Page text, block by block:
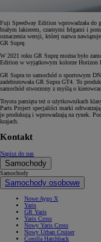
Fuji Speedway Edition wprowadzała do
białym lakierem, czarnymi felgami i
oznaczenia wersji, której nazwa
GR Suprę.
W 2021 roku GR Suprę można było
Edition w wyjątkowym kolorze Horizon
GR Supra to samochód o sportowym
zadebiutowała GR Supra GT4. To
samochód stworzony z myślą o
Toyota pamięta też o użytkownikach
Parts Project specjaliści marki
je produkują i wprowadzają na rynek.
krajach.
Kontakt
Napisz do nas
Samochody
Samochody
Samochody osobowe
Nowe Aygo X
Yaris
GR Yaris
Yaris Cross
Nowy Yaris Cross
Nowy Urban Cruiser
Corolla Hatchback